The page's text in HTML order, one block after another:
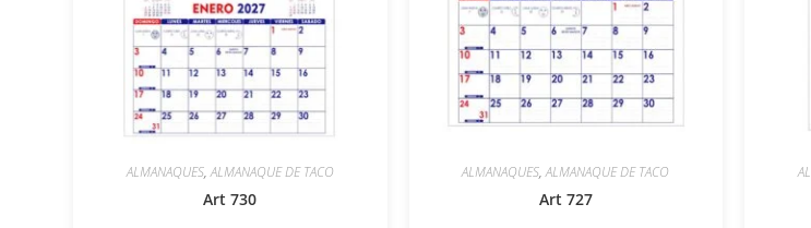
ALMANAQUES,ALMANAQUE DE TACO
Art 730
ALMANAQUES,ALMANAQUE DE TACO
Art 727